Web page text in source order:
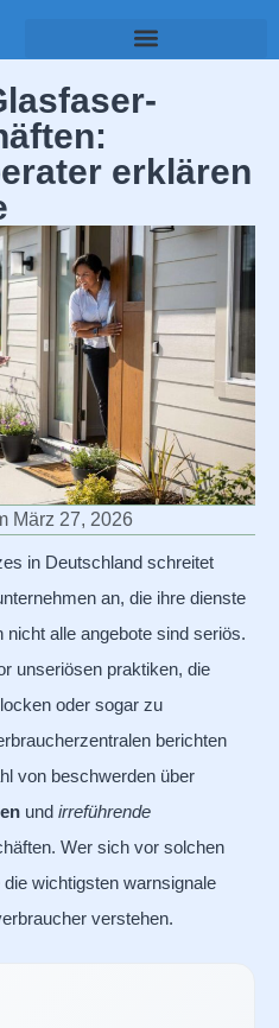
erklären
März 27, 2026
in Deutschland schreitet
an, die ihre dienste
alle angebote sind seriös.
unseriösen praktiken, die
oder sogar zu
berichten
von beschwerden über
und irreführende
Wer sich vor solchen
wichtigsten warnsignale
verstehen.